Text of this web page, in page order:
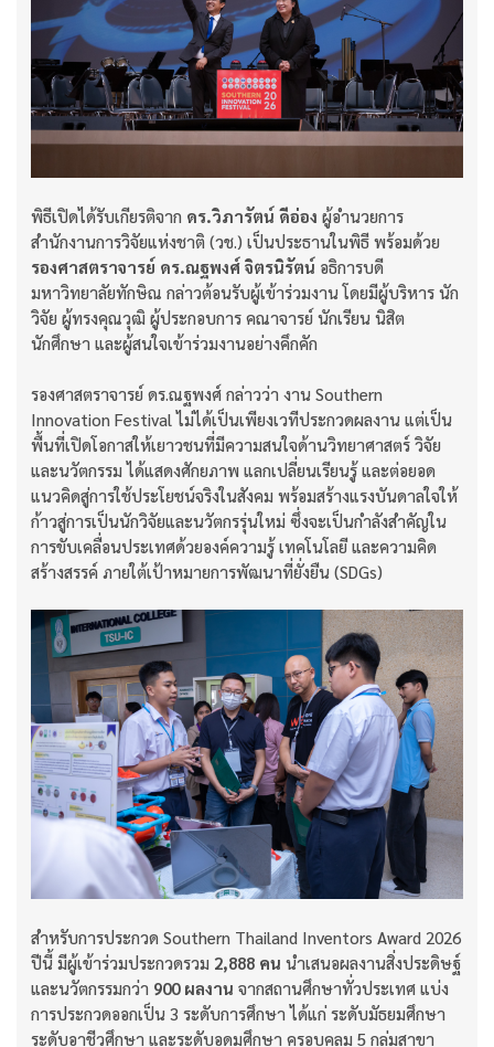
พิธีเปิดได้รับเกียรติจาก ดร.วิภารัตน์ ดีอ่อง ผู้อำนวยการ
สำนักงานการวิจัยแห่งชาติ (วช.) เป็นประธานในพิธี พร้อมด้วย
รองศาสตราจารย์ ดร.ณฐพงศ์ จิตรนิรัตน์ อธิการบดี
มหาวิทยาลัยทักษิณ กล่าวต้อนรับผู้เข้าร่วมงาน โดยมีผู้บริหาร นัก
วิจัย ผู้ทรงคุณวุฒิ ผู้ประกอบการ คณาจารย์ นักเรียน นิสิต
นักศึกษา และผู้สนใจเข้าร่วมงานอย่างคึกคัก
รองศาสตราจารย์ ดร.ณฐพงศ์ กล่าวว่า งาน Southern
Innovation Festival ไม่ได้เป็นเพียงเวทีประกวดผลงาน แต่เป็น
พื้นที่เปิดโอกาสให้เยาวชนที่มีความสนใจด้านวิทยาศาสตร์ วิจัย
และนวัตกรรม ได้แสดงศักยภาพ แลกเปลี่ยนเรียนรู้ และต่อยอด
แนวคิดสู่การใช้ประโยชน์จริงในสังคม พร้อมสร้างแรงบันดาลใจให้
ก้าวสู่การเป็นนักวิจัยและนวัตกรรุ่นใหม่ ซึ่งจะเป็นกำลังสำคัญใน
การขับเคลื่อนประเทศด้วยองค์ความรู้ เทคโนโลยี และความคิด
สร้างสรรค์ ภายใต้เป้าหมายการพัฒนาที่ยั่งยืน (SDGs)
สำหรับการประกวด Southern Thailand Inventors Award 2026
ปีนี้ มีผู้เข้าร่วมประกวดรวม 2,888 คน นำเสนอผลงานสิ่งประดิษฐ์
และนวัตกรรมกว่า 900 ผลงาน จากสถานศึกษาทั่วประเทศ แบ่ง
การประกวดออกเป็น 3 ระดับการศึกษา ได้แก่ ระดับมัธยมศึกษา
ระดับอาชีวศึกษา และระดับอุดมศึกษา ครอบคลุม 5 กลุ่มสาขา